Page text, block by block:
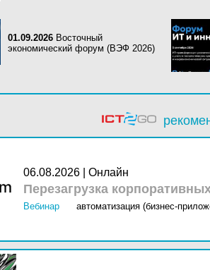
01.09.2026 Восточный
экономический форум (ВЭФ 2026)
06.08.2026 | Онлайн
Перезагрузка
Вебинар автоматизация (бизнес-